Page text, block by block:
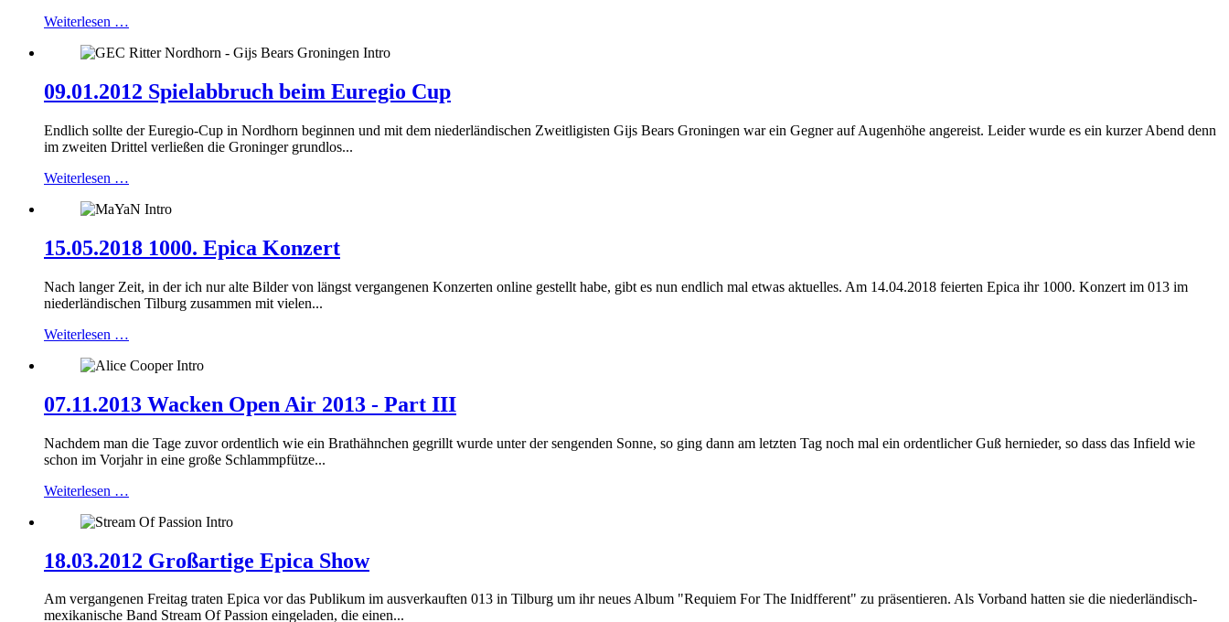
Weiterlesen …
09.01.2012 Spielabbruch beim Euregio Cup
Endlich sollte der Euregio-Cup in Nordhorn beginnen und mit dem niederländischen Zweitligisten Gijs Bears Groningen war ein Gegner auf Augenhöhe angereist. Leider wurde es ein kurzer Abend denn
im zweiten Drittel verließen die Groninger grundlos...
Weiterlesen …
15.05.2018 1000. Epica Konzert
Nach langer Zeit, in der ich nur alte Bilder von längst vergangenen Konzerten online gestellt habe, gibt es nun endlich mal etwas aktuelles. Am 14.04.2018 feierten Epica ihr 1000. Konzert im 013 im
niederländischen Tilburg zusammen mit vielen...
Weiterlesen …
07.11.2013 Wacken Open Air 2013 - Part III
Nachdem man die Tage zuvor ordentlich wie ein Brathähnchen gegrillt wurde unter der sengenden Sonne, so ging dann am letzten Tag noch mal ein ordentlicher Guß hernieder, so dass das Infield wie
schon im Vorjahr in eine große Schlammpfütze...
Weiterlesen …
18.03.2012 Großartige Epica Show
Am vergangenen Freitag traten Epica vor das Publikum im ausverkauften 013 in Tilburg um ihr neues Album "Requiem For The Inidfferent" zu präsentieren. Als Vorband hatten sie die niederländisch-
mexikanische Band Stream Of Passion eingeladen, die einen...